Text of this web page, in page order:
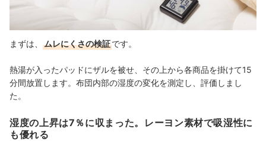
まずは、 ムレにくさの検証です。
熱湯が入ったパッドにザルを被せ、その上から各商品を掛けて15
分間放置します。布団内部の湿度の変化を測定し、評価しまし
た。
湿度の上昇は7％に収まった。レーヨン素材で吸湿性に
も優れる